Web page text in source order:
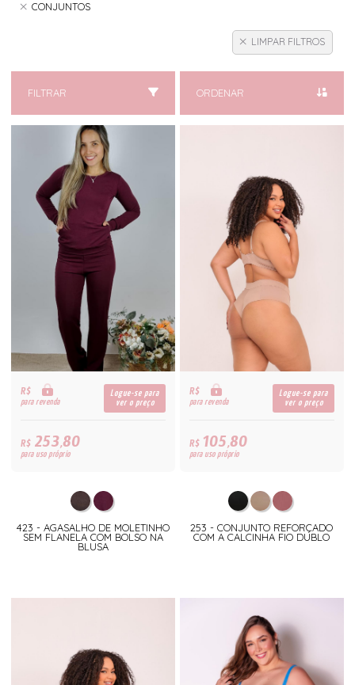
CONJUNTOS
LIMPAR FILTROS
FILTRAR ORDENAR
R$
para revenda
Logue-se para
ver o preço
R$253,80
para uso próprio
423 - AGASALHO DE MOLETINHO
SEM FLANELA COM BOLSO NA
BLUSA
R$
para revenda
Logue-se para
ver o preço
R$105,80
para uso próprio
253 - CONJUNTO REFORÇADO
COM A CALCINHA FIO DUBLO